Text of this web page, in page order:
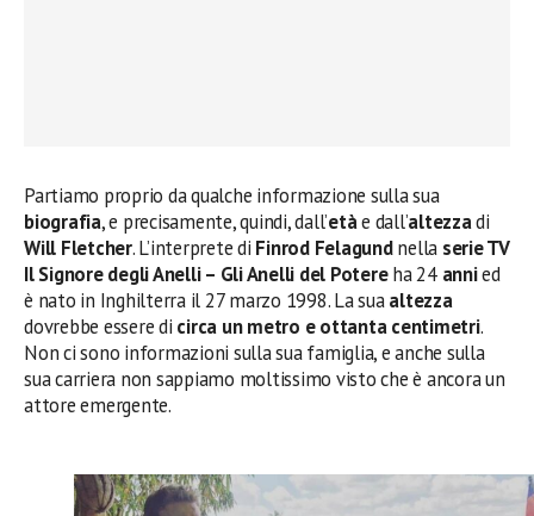
Partiamo proprio da qualche informazione sulla sua
biografia, e precisamente, quindi, dall’etàe dall’altezzadi
Will Fletcher. L’interprete di Finrod Felagundnella serie TV
Il Signore degli Anelli – Gli Anelli del Potereha 24annied
è nato in Inghilterra il 27 marzo 1998. La suaaltezza
dovrebbe essere di circa un metro e ottanta centimetri.
Non ci sono informazioni sulla sua famiglia, e anche sulla
sua carriera non sappiamo moltissimo visto che è ancora un
attore emergente.